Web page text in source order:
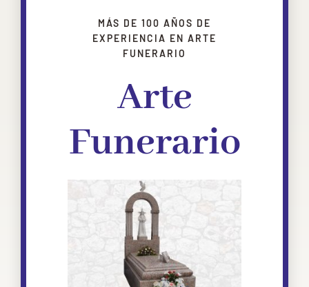
MÁS DE 100 AÑOS DE
EXPERIENCIA EN ARTE
FUNERARIO
Arte
Funerario